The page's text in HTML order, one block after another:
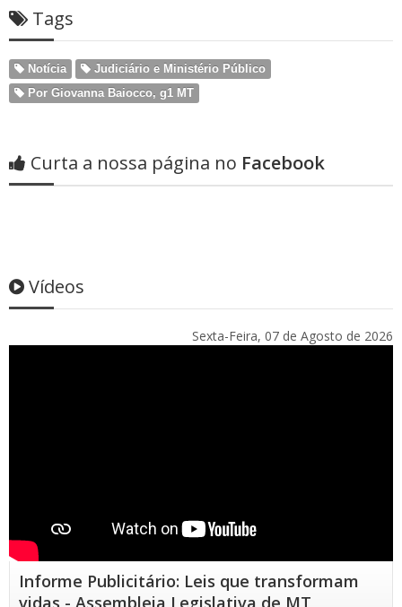
Tags
Notícia
Judiciário e Ministério Público
Por Giovanna Baiocco, g1 MT
Curta a nossa página no Facebook
Vídeos
Sexta-Feira, 07 de Agosto de 2026
Informe Publicitário: Leis que transformam
vidas - Assembleia Legislativa de MT